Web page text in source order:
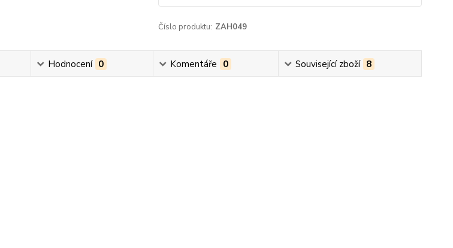
Číslo produktu: ZAH049
Hodnocení 0 Komentáře 0 Související zboží 8